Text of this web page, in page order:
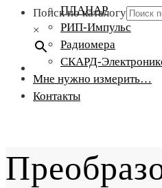
Поиск по каталогу
×
ПЛАНАР
РИП-Импульс
Радиомера
СКАРД-
Мне нужно измерить…
Контакты